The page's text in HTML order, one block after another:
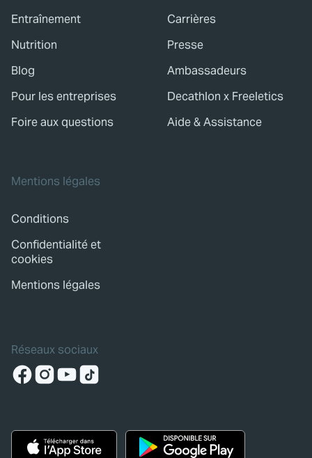
Entraînement
Nutrition
Blog
Pour les entreprises
Foire aux questions
Carrières
Presse
Ambassadeurs
Decathlon x Freeletics
Aide & Assistance
Mentions légales
Conditions
Confidentialité et
cookies
Mentions légales
Réseaux sociaux